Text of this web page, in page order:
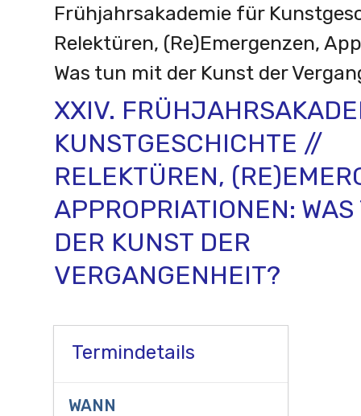
Frühjahrsakademie für
Relektüren, (Re)Emergenzen,
Was tun mit der Kunst der
XXIV.
KUNSTGESCHICHTE //
RELEKTÜREN,
APPROPRIATIONEN:
DER KUNST DER
VERGANGENHEIT?
Termindetails
WANN